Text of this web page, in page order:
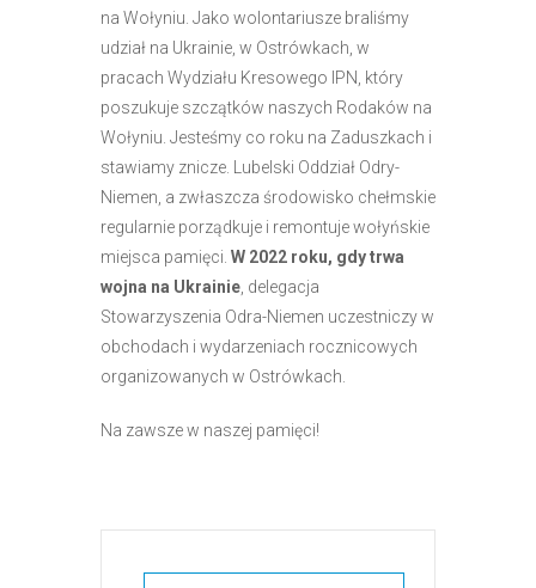
na Wołyniu. Jako wolontariusze braliśmy
udział na Ukrainie, w Ostrówkach, w
pracach Wydziału Kresowego IPN, który
poszukuje szczątków naszych Rodaków na
Wołyniu. Jesteśmy co roku na Zaduszkach i
stawiamy znicze. Lubelski Oddział Odry-
Niemen, a zwłaszcza środowisko chełmskie
regularnie porządkuje i remontuje wołyńskie
miejsca pamięci. W 2022 roku, gdy trwa
wojna na Ukrainie, delegacja
Stowarzyszenia Odra-Niemen uczestniczy w
obchodach i wydarzeniach rocznicowych
organizowanych w Ostrówkach.
Na zawsze w naszej pamięci!